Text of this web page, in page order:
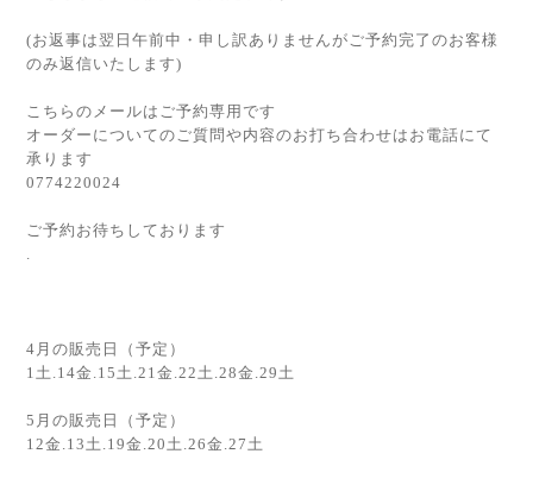
(お返事は翌日午前中・申し訳ありませんがご予約完了のお客様
のみ返信いたします)
こちらのメールはご予約専用です
オーダーについてのご質問や内容のお打ち合わせはお電話にて
承ります
0774220024
ご予約お待ちしております
4月の販売日（予定）
1土.14金.15土.21金.22土.28金.29土
5月の販売日（予定）
12金.13土.19金.20土.26金.27土